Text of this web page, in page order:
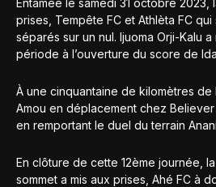
prises, Tempête FC et Athlèta FC
séparés sur un nul. Ijuoma Orji-Kalu
période à l’ouverture du score de
À une cinquantaine de kilomètres de
Amou en déplacement chez
en remportant le duel du terrain
En clôture de cette 12ème journée,
sommet a mis aux prises, Ahé FC à